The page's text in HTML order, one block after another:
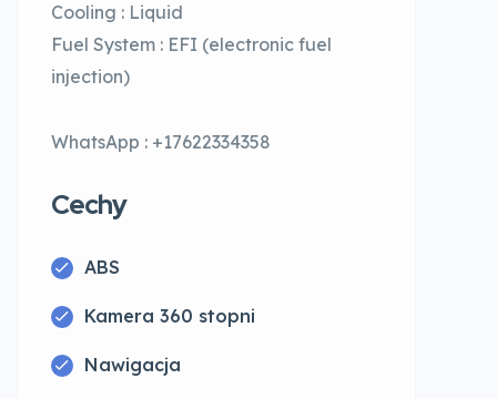
Cooling : Liquid
Fuel System : EFI (electronic fuel
injection)
WhatsApp : +17622334358
Cechy
ABS
Kamera 360 stopni
Nawigacja